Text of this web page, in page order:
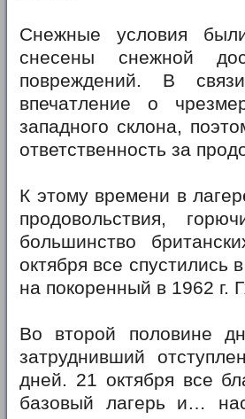
Снежные условия
снесены снежной
повреждений. В
впечатление о
западного склона,
ответственность за
К этому времени в
продовольствия,
большинство
октября все спустились
на покоренный в 1962 г.
Во второй половине
затруднивший
дней. 21 октября все
базовый лагерь и…